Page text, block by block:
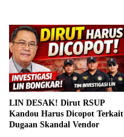
LIN DESAK! Dirut RSUP
Kandou Harus Dicopot Terkait
Dugaan Skandal Vendor